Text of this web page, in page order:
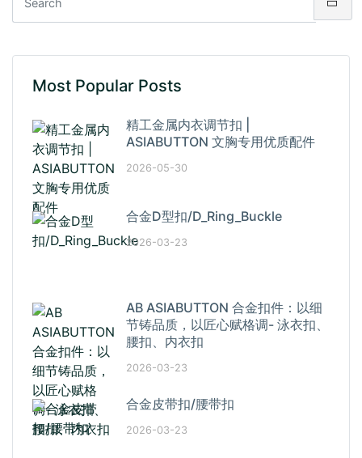
Most Popular Posts
精工金属内衣调节扣 |
ASIABUTTON 文胸专用优质配件
2026-05-30
合金D型扣/D_Ring_Buckle
2026-03-23
AB ASIABUTTON 合金扣件：以细
节铸品质，以匠心赋格调- 泳衣扣、
腰扣、内衣扣
2026-03-23
合金皮带扣/腰带扣
2026-03-23